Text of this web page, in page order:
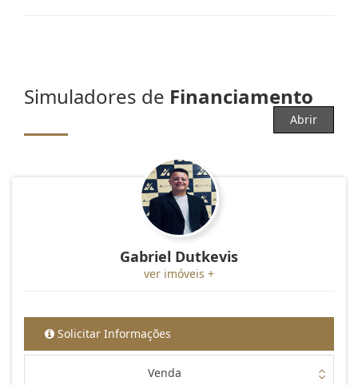
Simuladores de Financiamento
Abrir
Gabriel Dutkevis
ver imóveis +
Solicitar Informações
Venda